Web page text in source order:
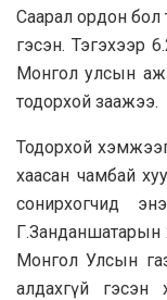
Саарал ордон бол
гэсэн. Тэгэхээр
Монгол улсын аж
тодорхой заажээ.
Тодорхой
хаасан чамбай
сонирхогчид
Г.Занданшатарын
Монгол Улсын
алдахгүй гэсэн